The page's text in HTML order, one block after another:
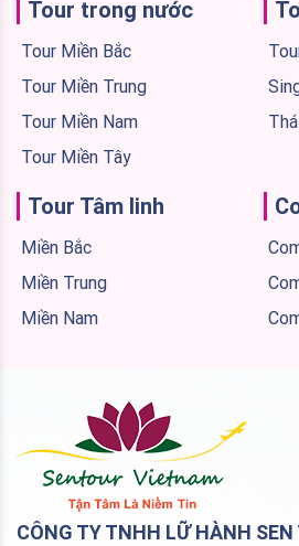
Tour trong nước
Tour Miền Bắc
Tour Miền Trung
Tour Miền Nam
Tour Miền Tây
Tour Tâm linh
Miền Bắc
Miền Trung
Miền Nam
CÔNG TY TNHH LỮ HÀNH